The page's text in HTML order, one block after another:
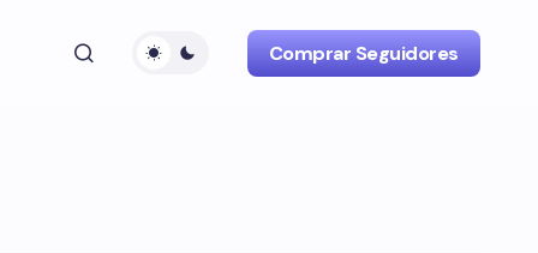
Comprar Seguidores